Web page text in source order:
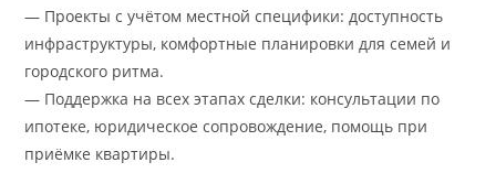
— Проекты с учётом местной специфики: доступность
инфраструктуры, комфортные планировки для семей и
городского ритма.
— Поддержка на всех этапах сделки: консультации по
ипотеке, юридическое сопровождение, помощь при
приёмке квартиры.